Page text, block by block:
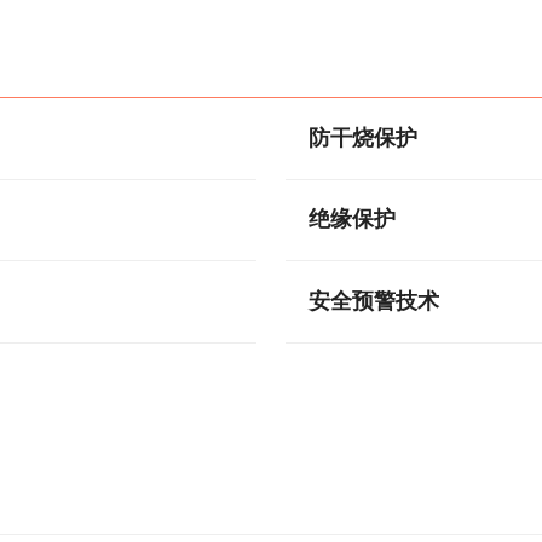
防干烧保护
绝缘保护
安全预警技术